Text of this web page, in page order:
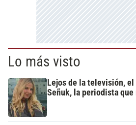
Lo más visto
Lejos de la televisión,
Señuk, la periodista que